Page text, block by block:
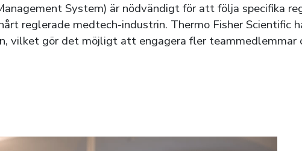
System) är nödvändigt för att följa specifika
reglerade medtech-industrin. Thermo Fisher Scientific
vilket gör det möjligt att engagera fler teammedlemmar